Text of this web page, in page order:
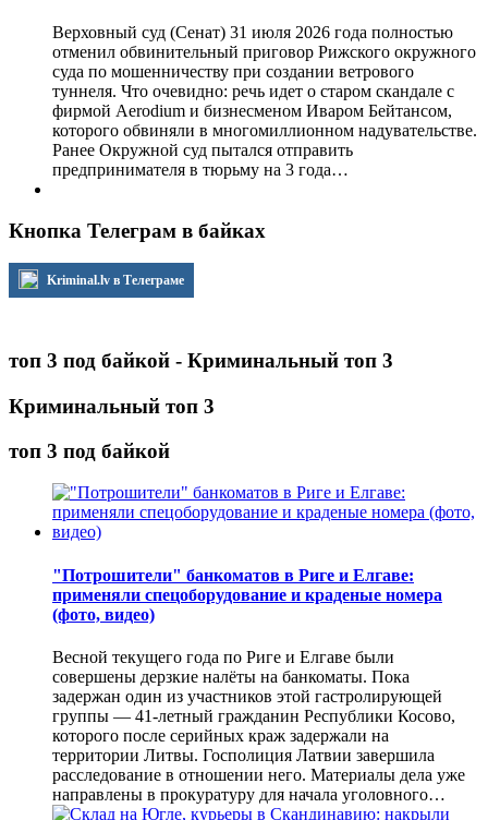
Верховный суд (Сенат) 31 июля 2026 года полностью
отменил обвинительный приговор Рижского окружного
суда по мошенничеству при создании ветрового
туннеля. Что очевидно: речь идет о старом скандале с
фирмой Aerodium и бизнесменом Иваром Бейтансом,
которого обвиняли в многомиллионном надувательстве.
Ранее Окружной суд пытался отправить
предпринимателя в тюрьму на 3 года…
Кнопка Телеграм в байках
Kriminal.lv в Телеграме
топ 3 под байкой - Криминальный топ 3
Криминальный топ 3
топ 3 под байкой
"Потрошители" банкоматов в Риге и Елгаве:
применяли спецоборудование и краденые номера
(фото, видео)
Весной текущего года по Риге и Елгаве были
совершены дерзкие налёты на банкоматы. Пока
задержан один из участников этой гастролирующей
группы — 41-летный гражданин Республики Косово,
которого после серийных краж задержали на
территории Литвы. Госполиция Латвии завершила
расследование в отношении него. Материалы дела уже
направлены в прокуратуру для начала уголовного…